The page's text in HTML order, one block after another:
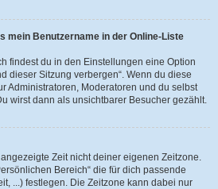
mein Benutzername in der Online-Liste
findest du in den Einstellungen eine Option
dieser Sitzung verbergen“. Wenn du diese
Administratoren, Moderatoren und du selbst
wirst dann als unsichtbarer Besucher gezählt.
Zeit nicht deiner eigenen Zeitzone.
Bereich“ die für dich passende
...) festlegen. Die Zeitzone kann dabei nur